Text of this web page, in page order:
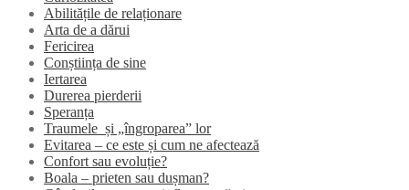
Abilitățile de relaționare
Arta de a dărui
Fericirea
Conștiința de sine
Iertarea
Durerea pierderii
Speranța
Traumele și „îngroparea” lor
Evitarea – ce este și cum ne afectează
Confort sau evoluție?
Boala – prieten sau dușman?